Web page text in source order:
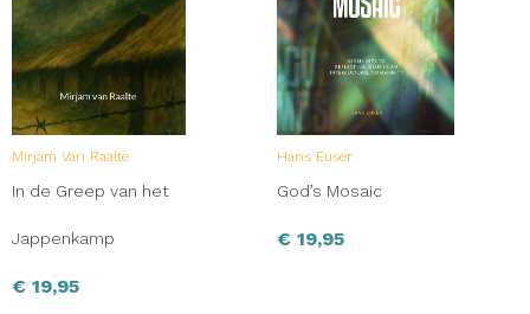
Mirjam Van Raalte
In de Greep van het
Jappenkamp
€ 19,95
Hans Euser
God’s Mosaic
€ 19,95